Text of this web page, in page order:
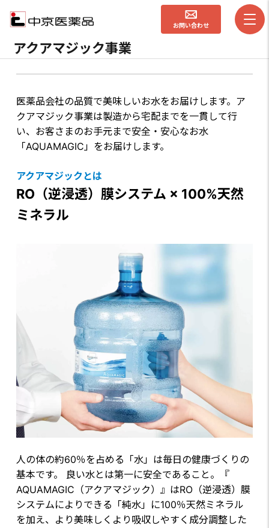
お問い合わせ
アクアマジック事業
医薬品会社の品質で美味しいお水をお届けします。ア
クアマジック事業は製造から宅配までを一貫して行
い、お客さまのお手元まで安全・安心なお水
「AQUAMAGIC」をお届けします。
アクアマジックとは
RO（逆浸透）膜システム × 100%天然
ミネラル
人の体の約60％を占める「水」は毎日の健康づくりの
基本です。 良い水とは第一に安全であること。『
AQUAMAGIC（アクアマジック）』はRO（逆浸透）膜
システムによりできる「純水」に100％天然ミネラル
を加え、より美味しくより吸収しやすく成分調整した